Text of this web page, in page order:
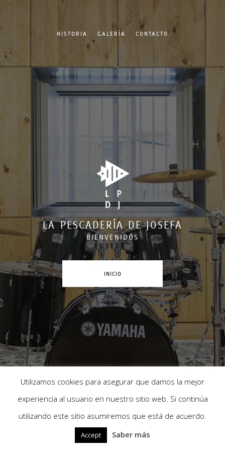
LA PESCADERÍA DE JOSEFA
BIENVENIDOS
INICIO
HISTORIA GALERÍA CONTACTO
Utilizamos cookies para asegurar que damos la mejor
experiencia al usuario en nuestro sitio web. Si continúa
utilizando este sitio asumiremos que está de acuerdo.
Accept Saber más